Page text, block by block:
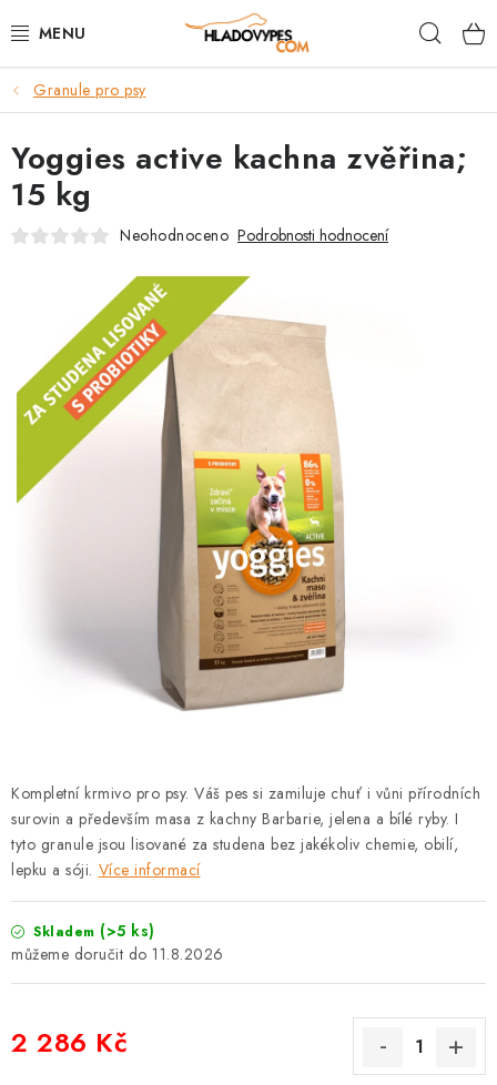
na
POTŘEBY PRO PSY
TAMI PŘEPRAVNÍ BOXY
SPORT SE PSEM
VĚRNOSTNÍ PROGRAM
ZNAČKY
PRODEJNA
VÝMĚNA, VRÁCENÍ A REKLAMACE
Podmínky ochrany osobních údajů
Zásady použivání souboru cookies
Hodnocení obchodu
FAQ
Granule pro psy
Kompletní krmivo pro psy. Váš pes si zamiluje chuť i vůni přírodních
surovin a především masa z kachny Barbarie, jelena a bílé ryby. I
tyto granule jsou lisované za studena bez jakékoliv chemie, obilí,
lepku a sóji. Více informací
Skladem (>5 ks)
11.8.2026
2 286 Kč
Yoggies active kachna zvěřina;
15 kg
Neohodnoceno Podrobnosti hodnocení